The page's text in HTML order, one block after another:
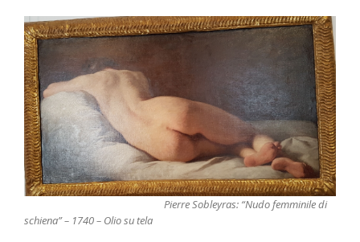
Pierre Sobleyras: “Nudo femminile di
schiena” – 1740 – Olio su tela